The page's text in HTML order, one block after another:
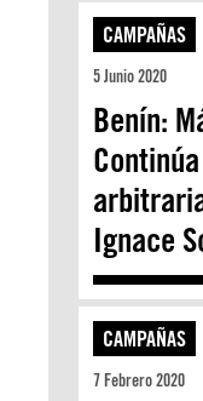
CAMPAÑAS
5 Junio 2020
Benín:
Ignace
CAMPAÑAS
7 Febrero 2020